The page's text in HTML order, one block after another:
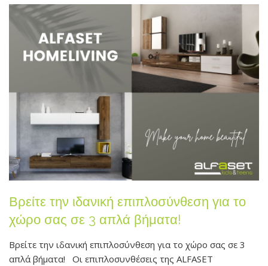
Βρείτε την ιδανική επιπλοσύνθεση για το
χώρο σας σε 3 απλά βήματα!
Βρείτε την ιδανική επιπλοσύνθεση για το χώρο σας σε 3
απλά βήματα! Οι επιπλοσυνθέσεις της ALFASET